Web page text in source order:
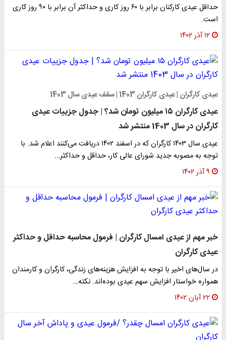
حداقل عیدی کارکنان برابر با ۶۰ روز کاری و حداکثر آن برابر با ۹۰ روز کاری
است.
۱۲ آذر ۱۴۰۲
عیدی کارگران | عیدی کارگران 1403 | سقف عیدی سال 1403
عیدی کارگران ۱۵ میلیون تومان شد؟ | جدول جزییات عیدی
کارگران در سال 1403 منتشر شد
عیدی سال ۱۴۰۳ کارگران که در اسفند ۱۴۰۲ دریافت می‌کنند اعلام شد. با
توجه به مصوبه جدید شورای عالی کار، حداقل و حداکثر…
۹ آذر ۱۴۰۲
خبر مهم از عیدی امسال کارگران | فرمول محاسبه حداقل و حداکثر
عیدی کارگران
در سال‌های اخیر با توجه به افزایش هزینه‌های زندگی، کارگران و کارمندان
همواره خواستار افزایش سهم عیدی بوده‌اند. نکته…
۲۲ آبان ۱۴۰۲